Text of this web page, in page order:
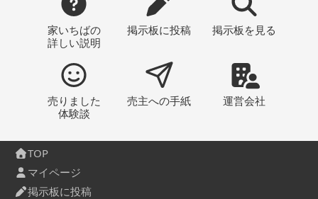
家いちばの
詳しい説明
掲示板に投稿 掲示板 を見る
売りました
体験談
売主への手紙 運営会社
TOP
マイページ
掲示板に投稿